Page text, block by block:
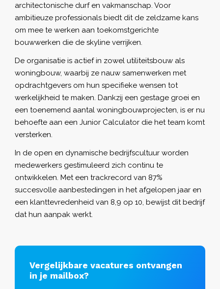
architectonische durf en vakmanschap. Voor
ambitieuze professionals biedt dit de zeldzame kans
om mee te werken aan toekomstgerichte
bouwwerken die de skyline verrijken.
De organisatie is actief in zowel utiliteitsbouw als
woningbouw, waarbij ze nauw samenwerken met
opdrachtgevers om hun specifieke wensen tot
werkelijkheid te maken. Dankzij een gestage groei en
een toenemend aantal woningbouwprojecten, is er nu
behoefte aan een Junior Calculator die het team komt
versterken.
In de open en dynamische bedrijfscultuur worden
medewerkers gestimuleerd zich continu te
ontwikkelen. Met een trackrecord van 87%
succesvolle aanbestedingen in het afgelopen jaar en
een klanttevredenheid van 8,9 op 10, bewijst dit bedrijf
dat hun aanpak werkt.
Vergelijkbare vacatures ontvangen
in je mailbox?